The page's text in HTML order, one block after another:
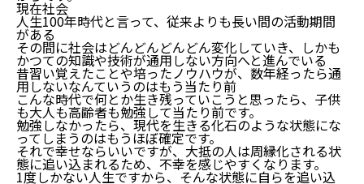
現在社会
人生100年時代と言って、従来よりも長い間の活動期間
がある
その間に社会はどんどんどんどん変化していき、しかも
かつての知識や技術が通用しない方向へと進んでいる
昔習い覚えたことや培ったノウハウが、数年経ったら通
用しないなんていうのはもう当たり前
こんな時代で何とか生き残っていこうと思ったら、子供
も大人も高齢者も勉強して当たり前です。
勉強しなかったら、現代を生きる化石のような状態にな
ってしまうのはもうほぼ確定です。
それで幸せならいいですが、大抵の人は周縁化される状
態に追い込まれるため、不幸を感じやすくなります。
1度しかない人生ですから、そんな状態に自らを追い込